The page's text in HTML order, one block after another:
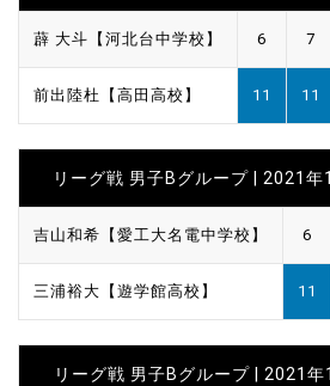
薜 大斗【河北台中学校】 6 7
前出陸杜【高田高校】 11 11
リーグ戦 男子Bグループ | 2021
吉山和希【愛工大名電中学校】 6
三浦裕大【遊学館高校】 11
リーグ戦 男子Bグループ | 2021